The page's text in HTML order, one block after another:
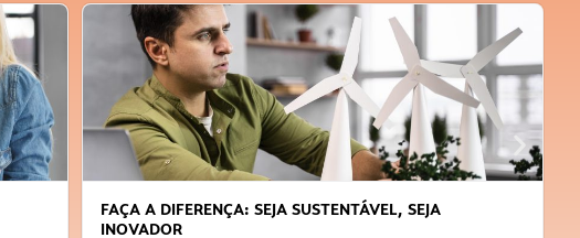
APRENDA A GERENCIAR O SEU TEMPO